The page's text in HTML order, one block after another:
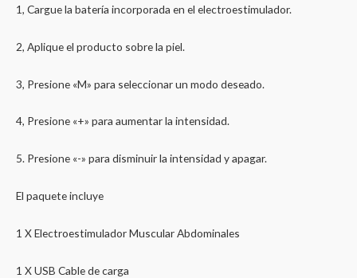
1, Cargue la batería incorporada en el electroestimulador.
2, Aplique el producto sobre la piel.
3, Presione «M» para seleccionar un modo deseado.
4, Presione «+» para aumentar la intensidad.
5. Presione «-» para disminuir la intensidad y apagar.
El paquete incluye
1 X Electroestimulador Muscular Abdominales
1 X USB Cable de carga